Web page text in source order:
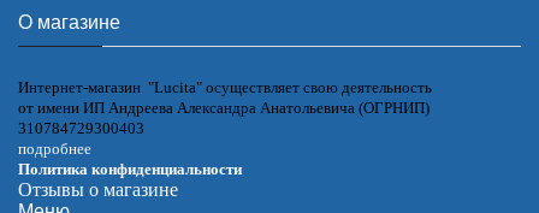
О магазине
Интернет-магазин "Lucita" осуществляет свою деятельность
от имени ИП Андреева Александра Анатольевича (ОГРНИП)
310784729300403
подробнее
Политика конфиденциальности
Отзывы о магазине